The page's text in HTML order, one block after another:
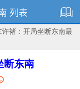
列表
许褚：开局坐断东南最
断东南